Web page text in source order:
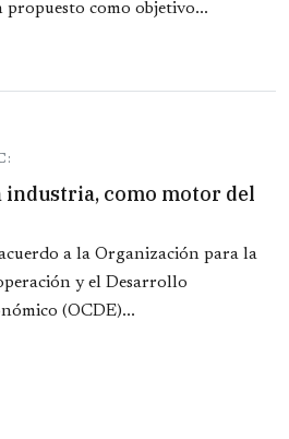
propuesto como objetivo...
industria, como motor del
a la Organización para la
y el Desarrollo
(OCDE)...